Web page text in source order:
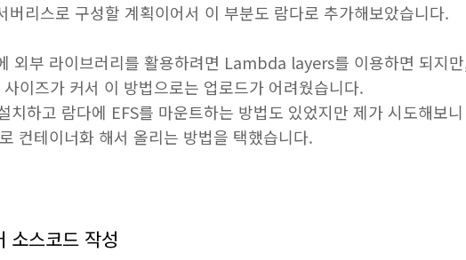
버리스로 구성할 계획이어서 이 부분도 람다로 추가해보았습니다.
외부 라이브러리를 활용하려면 Lambda layers를 이용하면 되지
이즈가 커서 이 방법으로는 업로드가 어려웠습니다.
치하고 람다에 EFS를 마운트하는 방법도 있었지만 제가 시도해보
컨테이너화 해서 올리는 방법을 택했습니다.
소스코드 작성